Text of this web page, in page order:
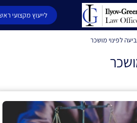
לייעוץ מקצועי ראשוני
מושכר